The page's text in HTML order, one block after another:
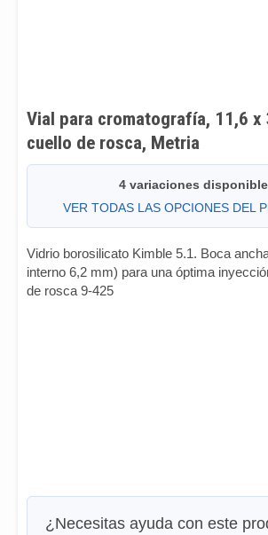
Vial para cromatografía, 11,6 x
cuello de rosca, Metria
4 variaciones
VER TODAS LAS OPCIONES DEL
Vidrio borosilicato Kimble 5.1. Boca
interno 6,2 mm) para una óptima
de rosca 9-425
¿Necesitas ayuda con este